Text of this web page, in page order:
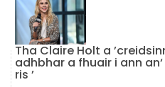
Tha Claire Holt a
adhbhar a fhuair i ann
ris ’